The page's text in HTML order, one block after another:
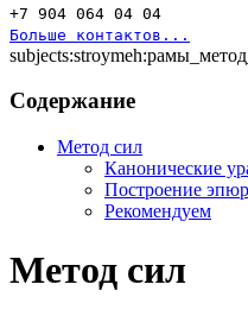
+7 904 064 04 04
Больше контактов...
Содержание
Метод сил
Канонические
Построение
Рекомендуем
Метод сил